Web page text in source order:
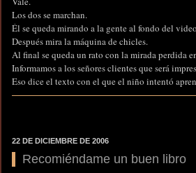
Los dos se marchan.
Él se queda mirando a la gente al fondo del
Después mira la máquina de chicles.
Al final se queda un rato con la mirada perdida
Informamos a los señores clientes que será
Eso dice el texto con el que el niño intentó
22 DE DICIEMBRE DE 2006
Recomiéndame un buen libro